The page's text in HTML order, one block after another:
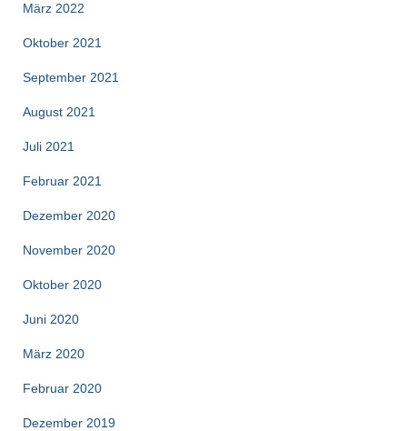
März 2022
Oktober 2021
September 2021
August 2021
Juli 2021
Februar 2021
Dezember 2020
November 2020
Oktober 2020
Juni 2020
März 2020
Februar 2020
Dezember 2019